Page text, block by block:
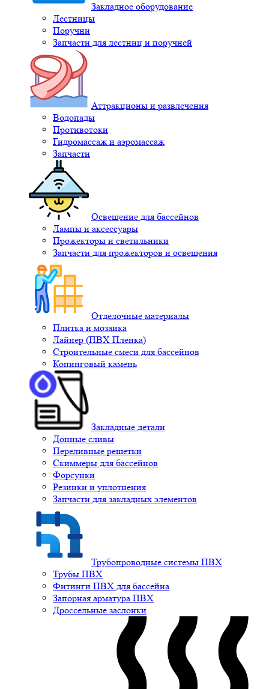
Закладное оборудование
Лестницы
Поручни
Запчасти для лестниц и поручней
Аттракционы и развлечения
Водопады
Противотоки
Гидромассаж и аэромассаж
Запчасти
Освещение для бассейнов
Лампы и аксессуары
Прожекторы и светильники
Запчасти для прожекторов и освещения
Отделочные материалы
Плитка и мозаика
Лайнер (ПВХ Пленка)
Строительные смеси для бассейнов
Копинговый камень
Закладные детали
Донные сливы
Переливные решетки
Скиммеры для бассейнов
Форсунки
Резинки и уплотнения
Запчасти для закладных элементов
Трубопроводные системы ПВХ
Трубы ПВХ
Фитинги ПВХ для бассейна
Запорная арматура ПВХ
Дроссельные заслонки